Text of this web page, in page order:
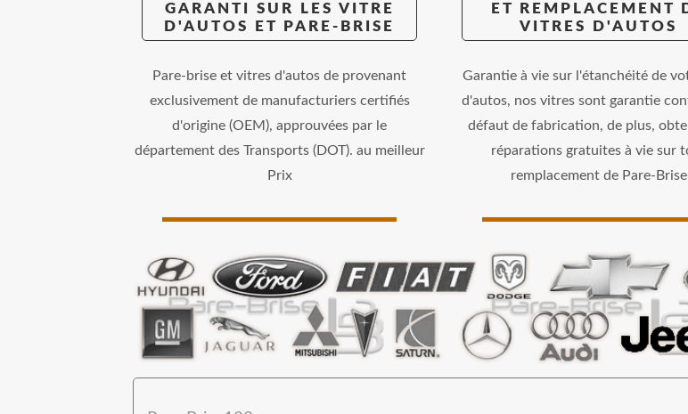
GARANTI SUR LES VITRE
D'AUTOS ET PARE-BRISE
Pare-brise et vitres d'autos de provenant
exclusivement de manufacturiers certifiés
d'origine (OEM), approuvées par le
département des Transports (DOT). au meilleur
Prix
ET REMPLACEMENT
VITRES D'AUTOS
Garantie à vie sur l'étanchéité de
d'autos, nos vitres sont garantie
défaut de fabrication, de plus,
réparations gratuites à vie sur
remplacement de Pare-Brise